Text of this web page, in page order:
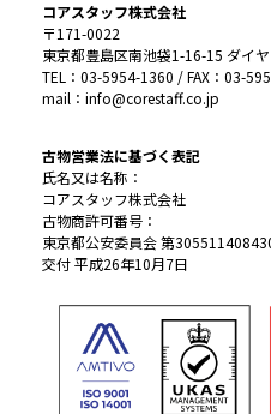
コアスタッフ株式会社
〒171-0022
東京都豊島区南池袋1-16-15 ダイ
TEL：03-5954-1360 / FAX：03-
mail：info@corestaff.co.jp
古物営業法に基づく表記
氏名又は名称：
コアスタッフ株式会社
古物商許可番号：
東京都公安委員会 第
交付 平成26年10月7日